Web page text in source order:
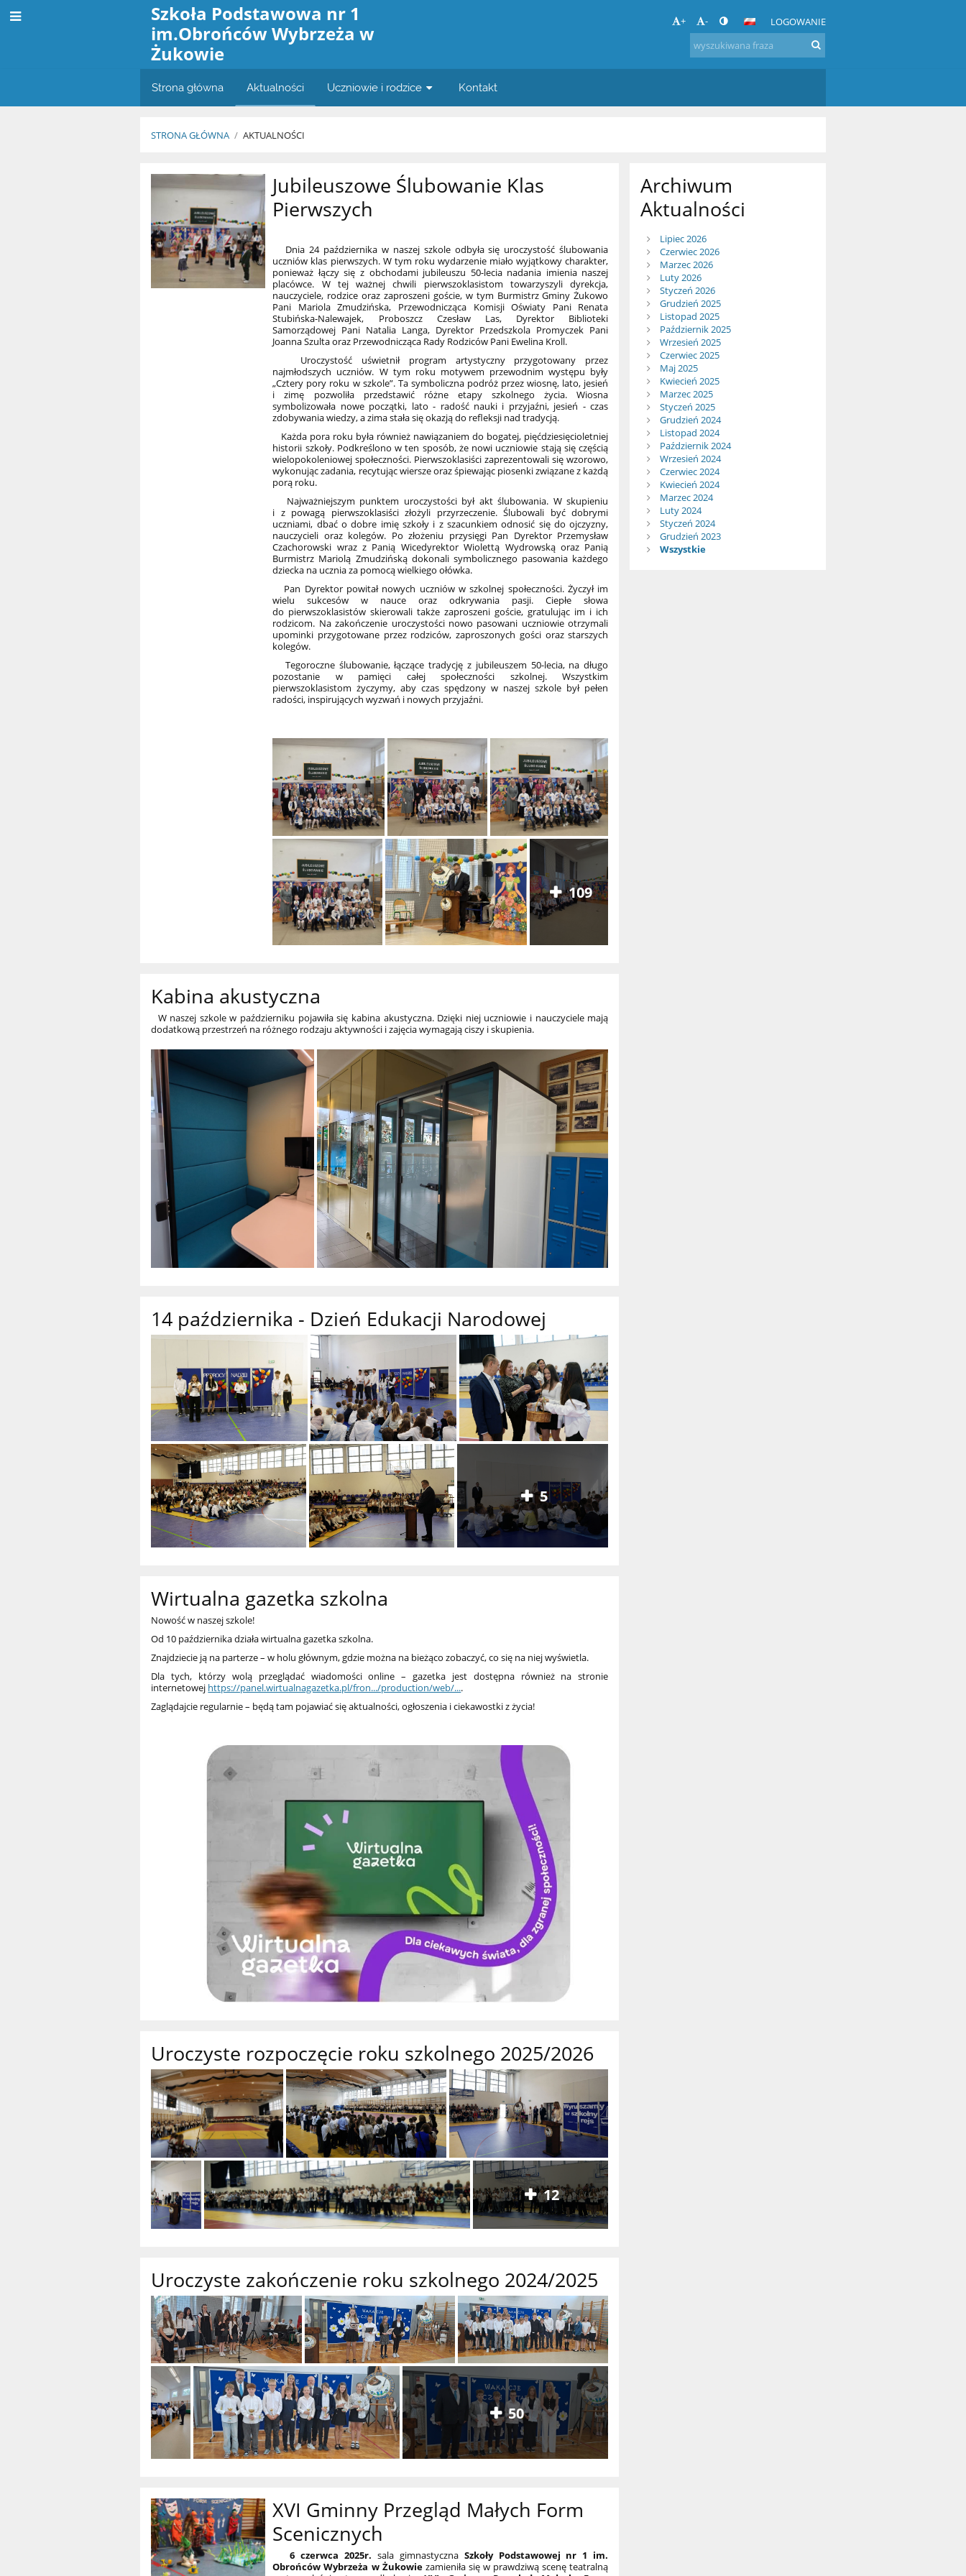
Szkoła Podstawowa nr 1
im.Obrońców Wybrzeża w
Żukowie
+ - LOGOWANIE
Strona główna Aktualności Uczniowie i rodzice Kontakt
STRONA GŁÓWNA / AKTUALNOŚCI
Aktualności
Jubileuszowe Ślubowanie Klas
Pierwszych
Dnia 24 października w naszej szkole odbyła się uroczystość ślubowania
uczniów klas pierwszych. W tym roku wydarzenie miało wyjątkowy charakter,
ponieważ łączy się z obchodami jubileuszu 50-lecia nadania imienia naszej
placówce. W tej ważnej chwili pierwszoklasistom towarzyszyli dyrekcja,
nauczyciele, rodzice oraz zaproszeni goście, w tym Burmistrz Gminy Żukowo
Pani Mariola Zmudzińska, Przewodnicząca Komisji Oświaty Pani Renata
Stubińska-Nalewajek, Proboszcz Czesław Las, Dyrektor Biblioteki
Samorządowej Pani Natalia Langa, Dyrektor Przedszkola Promyczek Pani
Joanna Szulta oraz Przewodnicząca Rady Rodziców Pani Ewelina Kroll.
Uroczystość uświetnił program artystyczny przygotowany przez
najmłodszych uczniów. W tym roku motywem przewodnim występu były
„Cztery pory roku w szkole”. Ta symboliczna podróż przez wiosnę, lato, jesień
i zimę pozwoliła przedstawić różne etapy szkolnego życia. Wiosna
symbolizowała nowe początki, lato - radość nauki i przyjaźni, jesień - czas
zdobywania wiedzy, a zima stała się okazją do refleksji nad tradycją.
Każda pora roku była również nawiązaniem do bogatej, pięćdziesięcioletniej
historii szkoły. Podkreślono w ten sposób, że nowi uczniowie stają się częścią
wielopokoleniowej społeczności. Pierwszoklasiści zaprezentowali się wzorowo,
wykonując zadania, recytując wiersze oraz śpiewając piosenki związane z każdą
porą roku.
Najważniejszym punktem uroczystości był akt ślubowania. W skupieniu
i z powagą pierwszoklasiści złożyli przyrzeczenie. Ślubowali być dobrymi
uczniami, dbać o dobre imię szkoły i z szacunkiem odnosić się do ojczyzny,
nauczycieli oraz kolegów. Po złożeniu przysięgi Pan Dyrektor Przemysław
Czachorowski wraz z Panią Wicedyrektor Wiolettą Wydrowską oraz Panią
Burmistrz Mariolą Zmudzińską dokonali symbolicznego pasowania każdego
dziecka na ucznia za pomocą wielkiego ołówka.
Pan Dyrektor powitał nowych uczniów w szkolnej społeczności. Życzył im
wielu sukcesów w nauce oraz odkrywania pasji. Ciepłe słowa
do pierwszoklasistów skierowali także zaproszeni goście, gratulując im i ich
rodzicom. Na zakończenie uroczystości nowo pasowani uczniowie otrzymali
upominki przygotowane przez rodziców, zaproszonych gości oraz starszych
kolegów.
Tegoroczne ślubowanie, łączące tradycję z jubileuszem 50-lecia, na długo
pozostanie w pamięci całej społeczności szkolnej. Wszystkim
pierwszoklasistom życzymy, aby czas spędzony w naszej szkole był pełen
radości, inspirujących wyzwań i nowych przyjaźni.
109
Kabina akustyczna
W naszej szkole w październiku pojawiła się kabina akustyczna. Dzięki niej uczniowie i nauczyciele mają
dodatkową przestrzeń na różnego rodzaju aktywności i zajęcia wymagają ciszy i skupienia.
14 października - Dzień Edukacji Narodowej
5
Wirtualna gazetka szkolna
Nowość w naszej szkole!
Od 10 października działa wirtualna gazetka szkolna.
Znajdziecie ją na parterze – w holu głównym, gdzie można na bieżąco zobaczyć, co się na niej wyświetla.
Dla tych, którzy wolą przeglądać wiadomości online – gazetka jest dostępna również na stronie
internetowej https://panel.wirtualnagazetka.pl/fron.../production/web/....
Zaglądajcie regularnie – będą tam pojawiać się aktualności, ogłoszenia i ciekawostki z życia!
Uroczyste rozpoczęcie roku szkolnego 2025/2026
12
Uroczyste zakończenie roku szkolnego 2024/2025
50
XVI Gminny Przegląd Małych Form
Scenicznych
6 czerwca 2025r. sala gimnastyczna Szkoły Podstawowej nr 1 im.
Obrońców Wybrzeża w Żukowiezamieniła się w prawdziwą scenę teatralną
Archiwum
Aktualności
Lipiec 2026
Czerwiec 2026
Marzec 2026
Luty 2026
Styczeń 2026
Grudzień 2025
Listopad 2025
Październik 2025
Wrzesień 2025
Czerwiec 2025
Maj 2025
Kwiecień 2025
Marzec 2025
Styczeń 2025
Grudzień 2024
Listopad 2024
Październik 2024
Wrzesień 2024
Czerwiec 2024
Kwiecień 2024
Marzec 2024
Luty 2024
Styczeń 2024
Grudzień 2023
Wszystkie